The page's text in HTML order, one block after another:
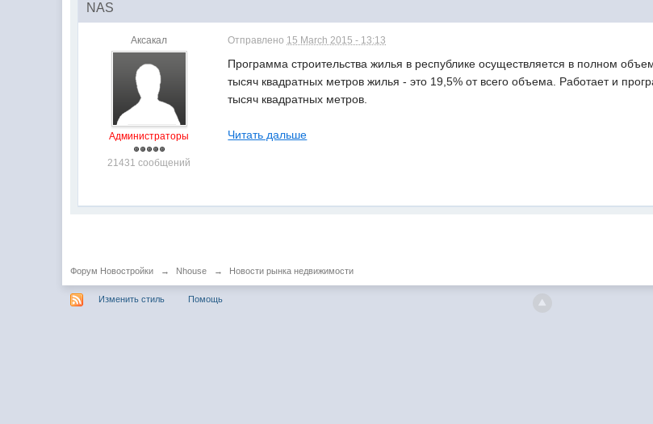
NAS
Аксакал
Администраторы
21431 сообщений
Отправлено 15 March 2015 - 13:13
Программа строительства жилья в республике осуществляется в полном
тысяч квадратных метров жилья - это 19,5% от всего объема. Работает и
тысяч квадратных метров.
Читать дальше
Форум Новостройки → Nhouse → Новости рынка недвижимости
Изменить стиль Помощь